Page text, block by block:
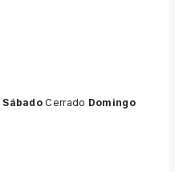
Sábado Cerrado Domingo